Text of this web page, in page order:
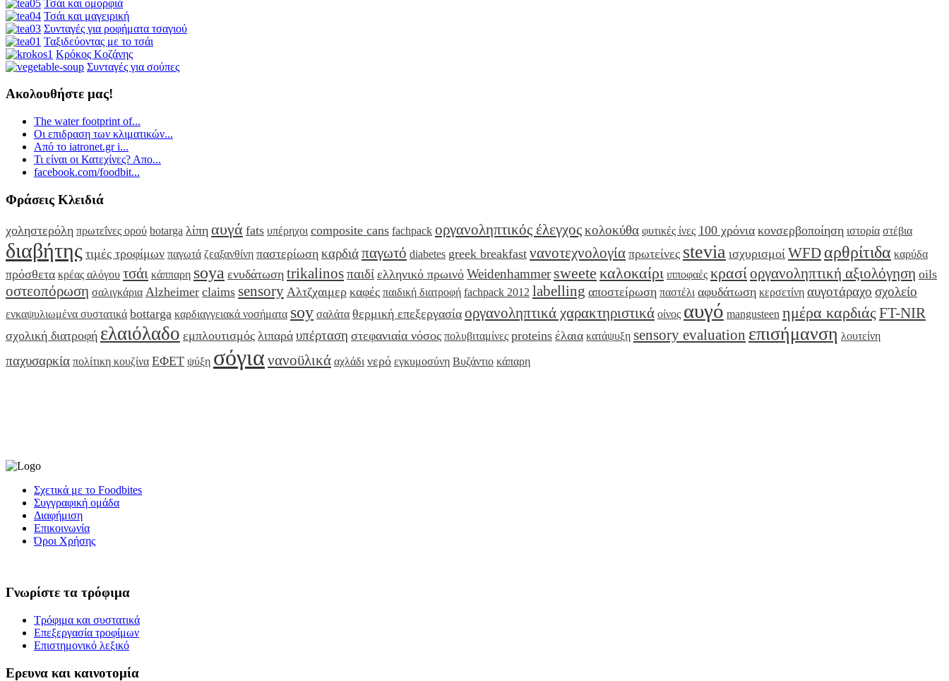
Τσάι και ομορφιά
Τσάι και μαγειρική
Συνταγές για ροφήματα τσαγιού
Ταξιδεύοντας με το τσάι
Κρόκος Κοζάνης
Συνταγές για σούπες
Ακολουθήστε μας!
The water footprint of...
Οι επιδραση των κλιματικών...
Από το iatronet.gr i...
Τι είναι οι Κατεχίνες? Απο...
facebook.com/foodbit...
Φράσεις Κλειδιά
χοληστερόλη πρωτεΐνες ορού botarga λίπη αυγά fats υπέρηχοι composite cans fachpack οργανοληπτικός έλεγχοςκολοκύθα φυτικές ίνες 100 χρόνια κονσερβοποίηση ιστορία στέβια
διαβήτης τιμές τροφίμων παγωτά ζεαξανθίνη παστερίωση καρδιάπαγωτό diabetes greek breakfast νανοτεχνολογία πρωτείνες stevia ισχυρισμοί WFD αρθρίτιδα καρύδα
πρόσθετα κρέας αλόγου τσάι κάππαρη soya ενυδάτωση trikalinosπαιδί ελληνικό πρωινό Weidenhammer sweete καλοκαίρι ιπποφαές κρασίοργανοληπτική αξιολόγηση oils
οστεοπόρωση σαλιγκάρια Alzheimer claims sensory Αλτζχαιμερ καφές παιδική διατροφή fachpack 2012 labelling αποστείρωση παστέλι αφυδάτωση κερσετίνη αυγοτάραχο σχολείο
ενκαψυλιωμένα συστατικά bottarga καρδιαγγειακά νοσήματα soy σαλάτα θερμική επεξεργασία οργανοληπτικά χαρακτηριστικά οίνος αυγό mangusteen ημέρα καρδιάς FT-NIR
σχολική διατροφή ελαιόλαδο εμπλουτισμός λιπαρά υπέρταση στεφανιαία νόσος πολυβιταμίνες proteins έλαια κατάψυξη sensory evaluation επισήμανση λουτείνη
παχυσαρκία πολίτικη κουζίνα ΕΦΕΤ ψύξη σόγια νανοϋλικά αχλάδι νερό εγκυμοσύνη Βυζάντιο κάπαρη
Σχετικά με το Foodbites
Συγγραφική ομάδα
Διαφήμιση
Επικοινωνία
Όροι Χρήσης
Γνωρίστε τα τρόφιμα
Τρόφιμα και συστατικά
Επεξεργασία τροφίμων
Επιστημονικό λεξικό
Ερευνα και καινοτομία